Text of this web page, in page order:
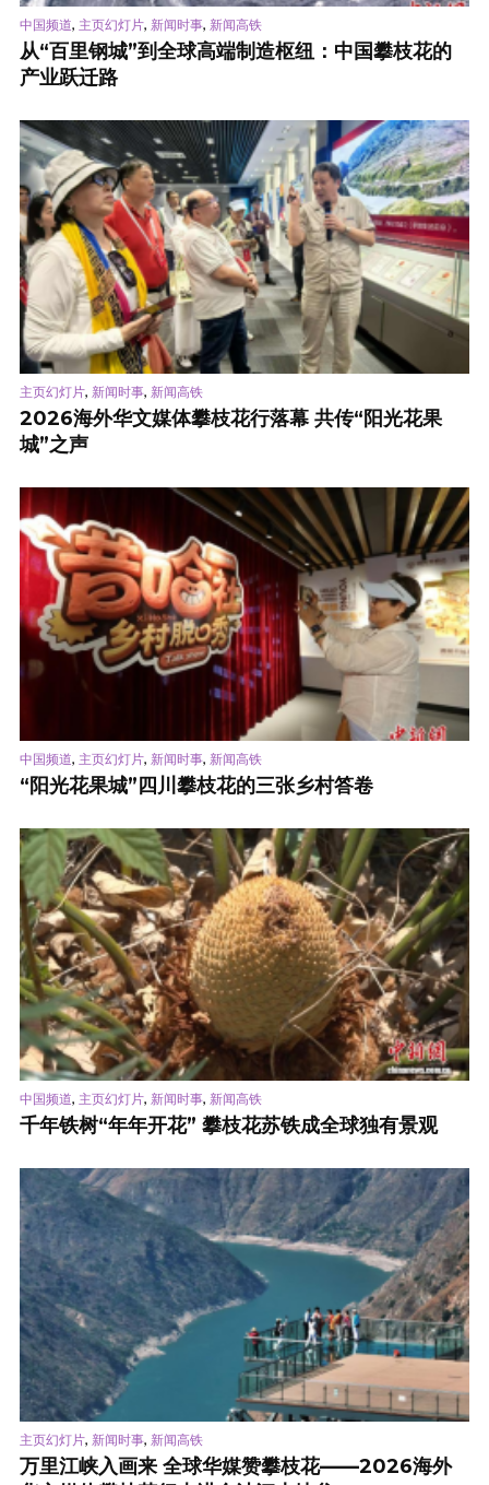
中国频道, 主页幻灯片, 新闻时事, 新闻高铁
从“百里钢城”到全球高端制造枢纽：中国攀枝花的
产业跃迁路
主页幻灯片, 新闻时事, 新闻高铁
2026海外华文媒体攀枝花行落幕 共传“阳光花果
城”之声
中国频道, 主页幻灯片, 新闻时事, 新闻高铁
“阳光花果城”四川攀枝花的三张乡村答卷
中国频道, 主页幻灯片, 新闻时事, 新闻高铁
千年铁树“年年开花” 攀枝花苏铁成全球独有景观
主页幻灯片, 新闻时事, 新闻高铁
万里江峡入画来 全球华媒赞攀枝花——2026海外